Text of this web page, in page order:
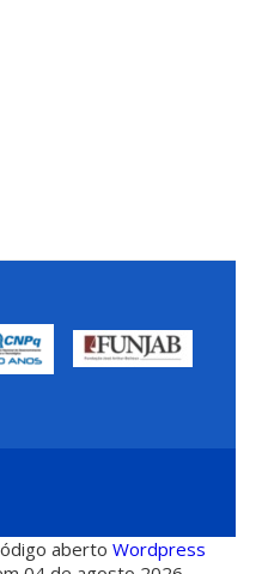
abertoWordpress